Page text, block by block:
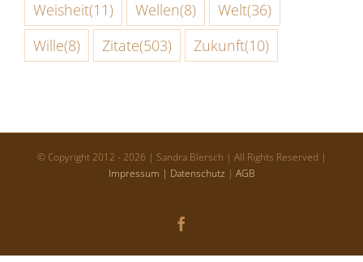
Weisheit(11) Wellen(8) Welt(36)
Wille(8) Zitate(503) Zukunft(10)
© Copyright 2012 - 2026 | Sandra Blersch | All Rights Reserved |
Impressum | Datenschutz | AGB